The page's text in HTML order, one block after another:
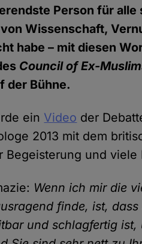
Person für
Wissenschaft,
habe – mit diesen
Council of Ex-
der Bühne.
ein Video der
2013 mit dem
Begeisterung und
Wenn ich mir die
finde, ist,
und schlagfertig